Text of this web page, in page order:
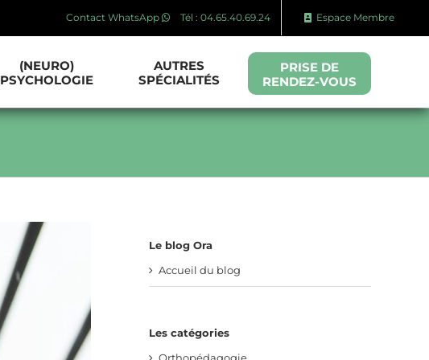
Contact WhatsApp Tél : 04.65.40.69.24 Espace Membre
(NEURO)
PSYCHOLOGIE
AUTRES
SPÉCIALITÉS
PRISE DE
RENDEZ-VOUS
Le blog Ora
Accueil du blog
Les catégories